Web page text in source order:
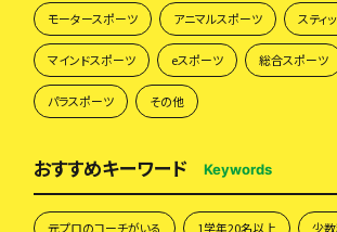
モータースポーツ アニマルスポーツ スティ
マインドスポーツ eスポーツ 総合スポーツ
パラスポーツ その他
おすすめキーワード Keywords
元プロのコーチがいる 1学年20名以上 少